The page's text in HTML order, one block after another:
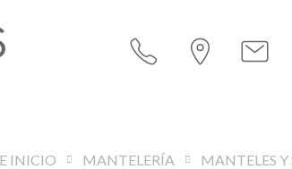
INICIO MANTELERÍA